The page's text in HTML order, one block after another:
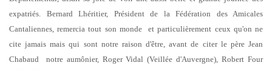
expatriés. Bernard Lhéritier, Président de la Fédération des Amicales
Cantaliennes, remercia tout son monde et particulièrement ceux qu'on ne
cite jamais mais qui sont notre raison d'être, avant de citer le père Jean
Chabaud notre aumônier, Roger Vidal (Veillée d'Auvergne), Robert Four